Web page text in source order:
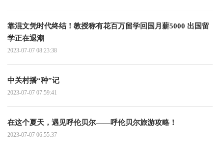
靠混文凭时代终结！教授称有花百万留学回国月薪5000 出国留
学正在退潮
2023-07-07 08:23:38
中关村播“种”记
2023-07-07 07:59:41
在这个夏天，遇见呼伦贝尔——呼伦贝尔旅游攻略！
2023-07-07 06:55:37